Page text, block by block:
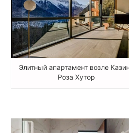
Элитный апартамент возле
Роза Хутор